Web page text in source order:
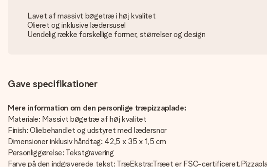
Lavet af massivt bøgetræ i høj kvalitet
Olieret og inklusive lædersusel
Uendelig række forskellige former, størrelser og design
Gave specifikationer
Mere information om den personlige træpizzaplade:
Materiale: Massivt bøgetræ af høj kvalitet
Finish: Oliebehandlet og udstyret med lædersnor
Dimensioner inklusiv håndtag: 42,5 x 35 x 1,5 cm
Personliggørelse: Tekstgravering
Farve på den indgraverede tekst: TræEkstra:Træet er FSC-